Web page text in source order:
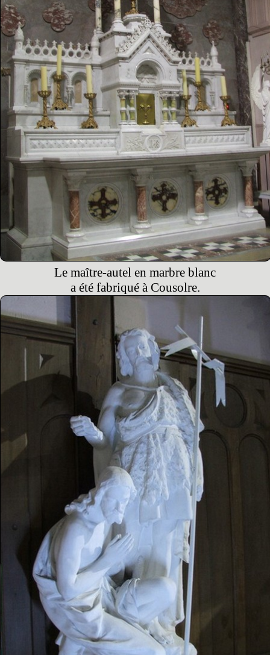
Le maître-autel en marbre blanc
a été fabriqué à Cousolre.